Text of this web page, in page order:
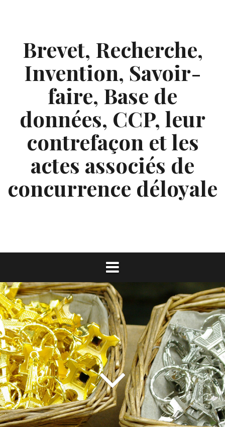
Brevet, Recherche,
Invention, Savoir-
faire, Base de
données, CCP, leur
contrefaçon et les
actes associés de
concurrence déloyale